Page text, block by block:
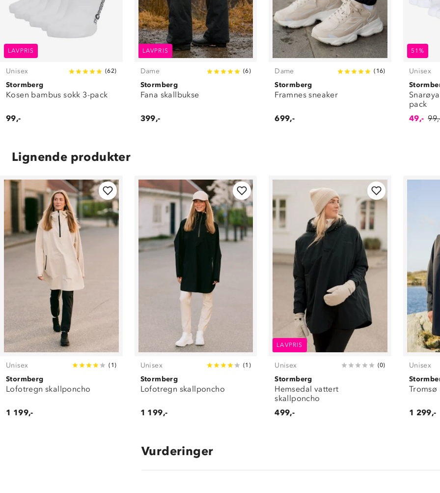
LAVPRIS
Unisex (62)
Stormberg
Kosen bambus sokk 3-pack
99,-
LAVPRIS
Dame (6)
Stormberg
Fana skallbukse
399,-
Dame ( 16)
Stormberg
Framnes sneaker
699,-
51%
Unisex
pack
49,-
Lignende produkter
Unisex ( 1 )
Stormberg
Lofotregn skallponcho
1 199,-
Unisex (1 )
Stormberg
Lofotregn skallponcho
1 199,-
LAVPRIS
Unisex (0)
Stormberg
Hemsedal vattert
skallponcho
499,-
Unisex
Tromsø
1 299,-
Vurderinger